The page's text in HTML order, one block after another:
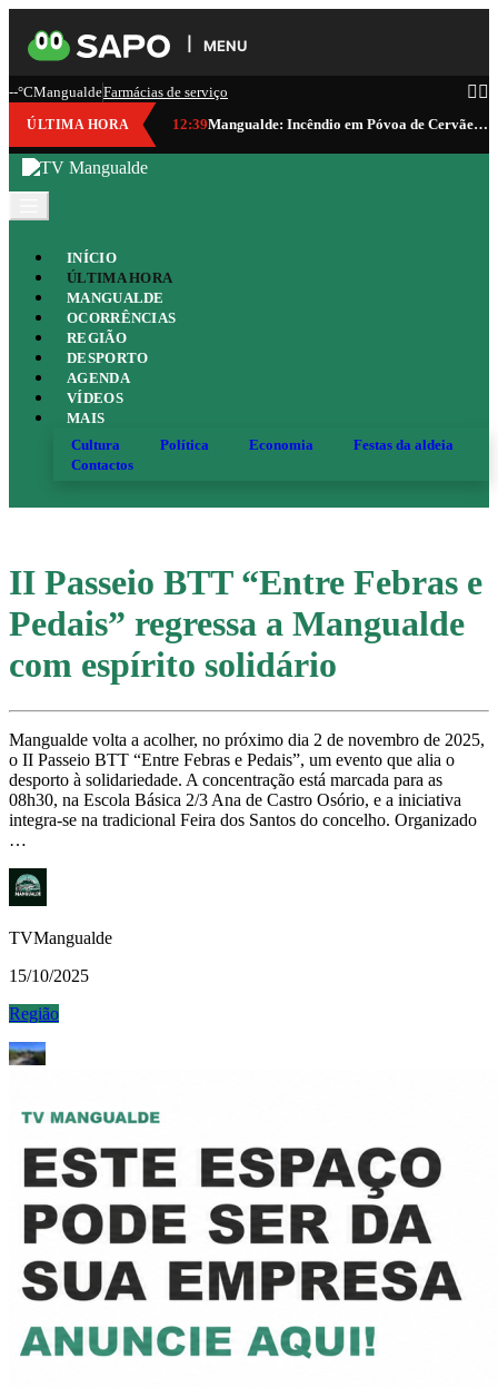
MENU
--°CMangualdeFarmácias de serviço
ÚLTIMA HORA 12:39 Mangualde: Incêndio em Póvoa de Cervães consumiu cerca de 100 hectares
INÍCIO
ÚLTIMA HORA
MANGUALDE
OCORRÊNCIAS
REGIÃO
DESPORTO
AGENDA
VÍDEOS
MAIS
Cultura
Política Economia
Festas da aldeia
Contactos
II Passeio BTT “Entre Febras e
Pedais” regressa a Mangualde
com espírito solidário
Mangualde volta a acolher, no próximo dia 2 de novembro de 2025,
o II Passeio BTT “Entre Febras e Pedais”, um evento que alia o
desporto à solidariedade. A concentração está marcada para as
08h30, na Escola Básica 2/3 Ana de Castro Osório, e a iniciativa
integra-se na tradicional Feira dos Santos do concelho. Organizado
…
TVMangualde
15/10/2025
Região